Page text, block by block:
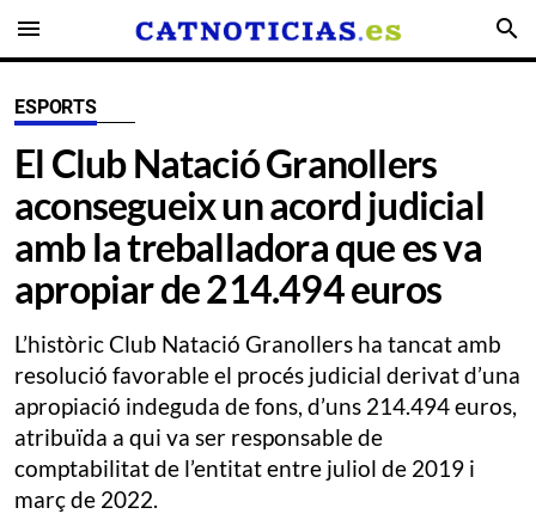
menu search
ESPORTS
El Club Natació Granollers
aconsegueix un acord judicial
amb la treballadora que es va
apropiar de 214.494 euros
L’històric Club Natació Granollers ha tancat amb
resolució favorable el procés judicial derivat d’una
apropiació indeguda de fons, d’uns 214.494 euros,
atribuïda a qui va ser responsable de
comptabilitat de l’entitat entre juliol de 2019 i
març de 2022.